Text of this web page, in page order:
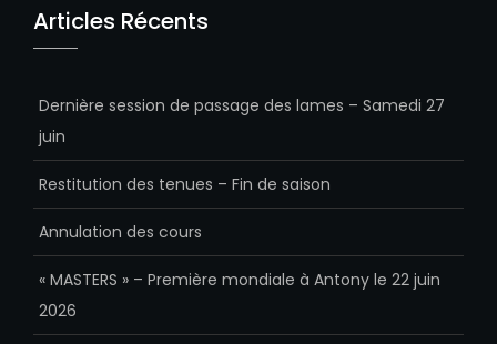
Articles Récents
Dernière session de passage des lames – Samedi 27
juin
Restitution des tenues – Fin de saison
Annulation des cours
« MASTERS » – Première mondiale à Antony le 22 juin
2026